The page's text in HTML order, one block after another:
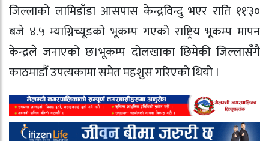
जिल्लाको लामिडाँडा आसपास केन्द्रविन्दु भएर राति ११ः३०
बजे ४.५ म्याग्निच्यूडको भूकम्प गएको राष्ट्रिय भूकम्प मापन
केन्द्रले जनाएको छ।भूकम्प दोलखाका छिमेकी जिल्लासँगै
काठमाडौं उपत्यकामा समेत महशुस गरिएको थियो ।